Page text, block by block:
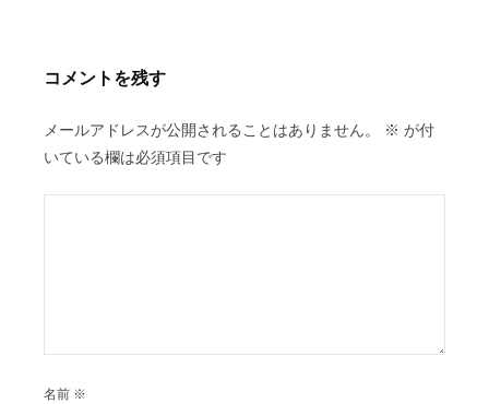
ン
コメントを残す
メールアドレスが公開されることはありません。 ※ が付
いている欄は必須項目です
名前 ※